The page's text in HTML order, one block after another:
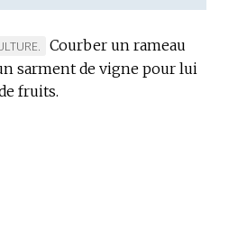
Courber un rameau
sarment de vigne pour lui
fruits.